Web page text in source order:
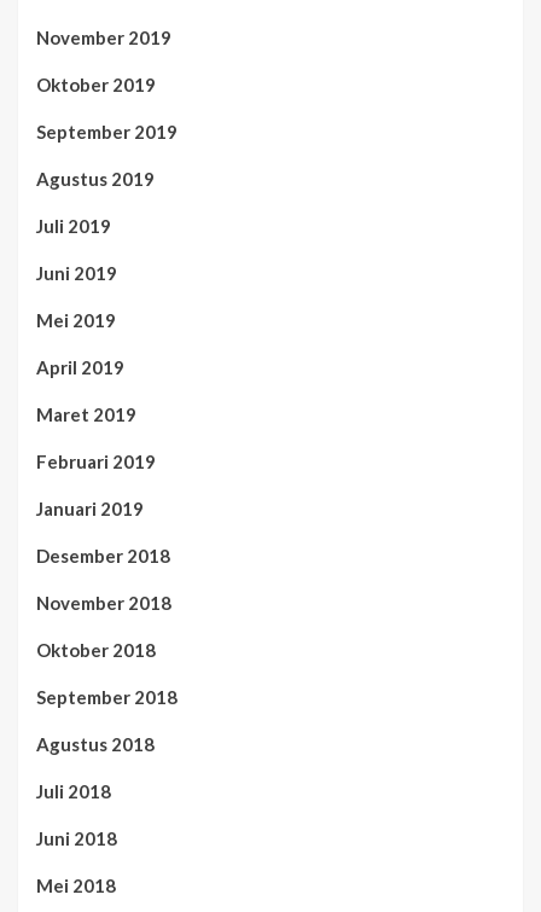
November 2019
Oktober 2019
September 2019
Agustus 2019
Juli 2019
Juni 2019
Mei 2019
April 2019
Maret 2019
Februari 2019
Januari 2019
Desember 2018
November 2018
Oktober 2018
September 2018
Agustus 2018
Juli 2018
Juni 2018
Mei 2018